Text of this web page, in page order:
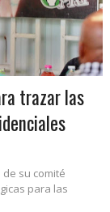
trazar las
su comité
para las